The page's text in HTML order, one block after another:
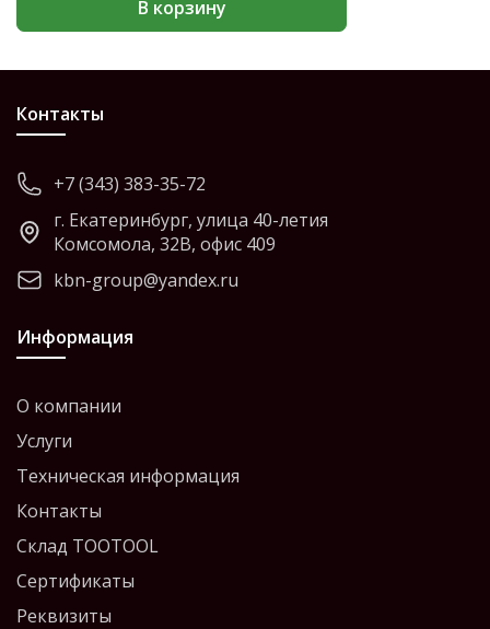
В корзину
Контакты
+7 (343) 383-35-72
г. Екатеринбург, улица 40-летия
Комсомола, 32В, офис 409
kbn-group@yandex.ru
Информация
О компании
Услуги
Техническая информация
Контакты
Склад TOOTOOL
Сертификаты
Реквизиты